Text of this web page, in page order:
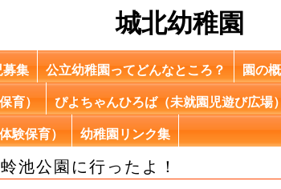
城北幼稚園
集 公立幼稚園ってどんなところ？ 園の
育） ぴよちゃんひろば（未就園児遊び広場）
験保育） 幼稚園リンク集
池公園に行ったよ！